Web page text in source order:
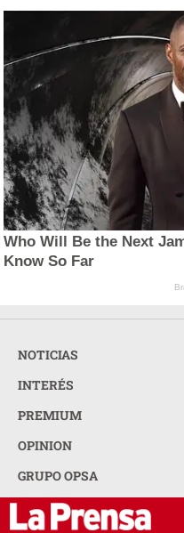
Who Will Be the Next
Know So Far
NOTICIAS
INTERÉS
PREMIUM
OPINION
GRUPO OPSA